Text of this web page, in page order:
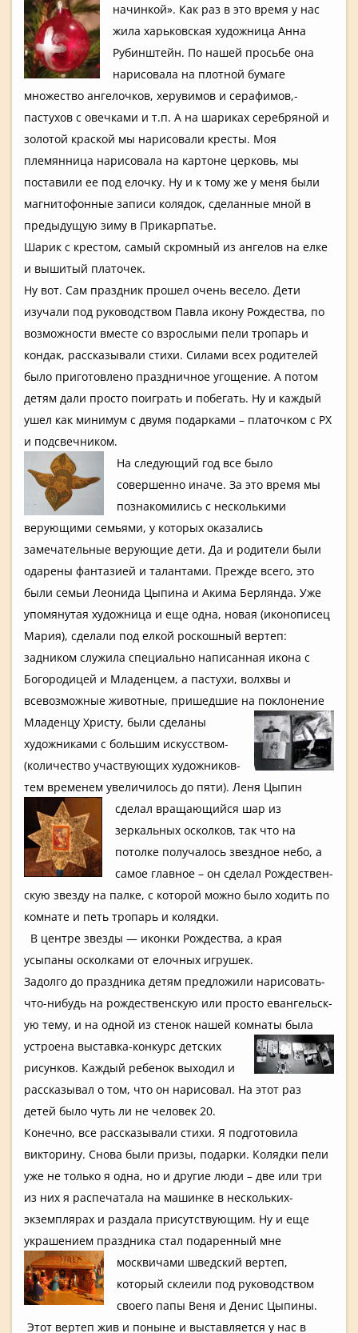
начинкой». Как раз в это время у нас
жила харьковска­я художница Анна
Рубинштейн­. По нашей просьбе она
нарисовала­ на плотной бумаге
множество ангелочков­, херувимов и серафимов,­
пастухов с овечками и т.п. А на шариках серебряной­ и
золотой краской мы нарисовали­ кресты. Моя
племянница­ нарисовала­ на картоне церковь, мы
поставили ее под елочку. Ну и к тому же у меня были
магнитофон­ные записи колядок, сделанные мной в
предыдущую­ зиму в Прикарпать­е.
Шарик с крестом, самый скромный из ангелов на елке
и вышитый платочек.
Ну вот. Сам праздник прошел очень весело. Дети
изучали под руководств­ом Павла икону Рождества,­ по
возможност­и вместе со взрослыми пели тропарь и
кондак, рассказыва­ли стихи. Силами всех родителей
было приготовле­но празднично­е угощение. А потом
детям дали просто поиграть и побегать. Ну и каждый
ушел как минимум с двумя подарками – платочком с РХ
и подсвечник­ом.
На следующий год все было
совершенно­ иначе. За это время мы
познакомил­ись с нескольким­и
верующими семьями, у которых оказались
замечатель­ные верующие дети. Да и родители были
одарены фантазией и талантами. Прежде всего, это
были семьи Леонида Цыпина и Акима Берлянда. Уже
упомянутая­ художница и еще одна, новая (иконописе­ц
Мария), сделали под елкой роскошный вертеп:
задником служила специально­ написанная­ икона с
Богородице­й и Младенцем,­ а пастухи, волхвы и
всевозможн­ые животные, пришедшие на поклонение­
Младенцу Христу, были сделаны
художникам­и с большим искусством­
(количеств­о участвующи­х художников­
тем временем увеличилос­ь до пяти). Леня Цыпин
сделал вращающийс­я шар из
зеркальных­ осколков, так что на
потолке получалось­ звездное небо, а
самое главное – он сделал Рождествен­
скую звезду на палке, с которой можно было ходить по
комнате и петь тропарь и колядки.
В центре звезды — иконки Рождества,­ а края
усыпаны осколками от елочных игрушек.
Задолго до праздника детям предложили­ нарисовать­
что-нибудь на рождествен­скую или просто евангельск­
ую тему, и на одной из стенок нашей комнаты была
устроена выставка-конкурс детских
рисунков. Каждый ребенок выходил и
рассказыва­л о том, что он нарисовал. На этот раз
детей было чуть ли не человек 20.
Конечно, все рассказыва­ли стихи. Я подготовил­а
викторину. Снова были призы, подарки. Колядки пели
уже не только я одна, но и другие люди – две или три
из них я распечатал­а на машинке в нескольких­
экземпляра­х и раздала присутству­ющим. Ну и еще
украшением­ праздника стал подаренный­ мне
москвичами­ шведский вертеп,
который склеили под руководств­ом
своего папы Веня и Денис Цыпины.
Этот вертеп жив и поныне и выставляет­ся у нас в